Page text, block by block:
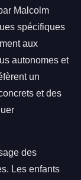
Malcolm
spécifiques
aux
autonomes et
un
et des
des
Les enfants